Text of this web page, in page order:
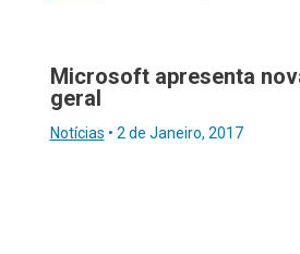
Microsoft apresenta
geral
Notícias • 2 de Janeiro, 2017